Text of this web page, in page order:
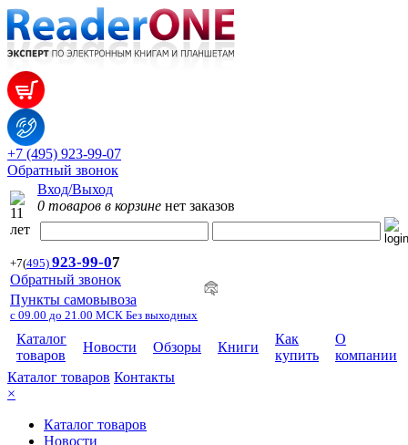
+7 (495) 923-99-07
Обратный звонок
Вход/Выход
0 товаров в корзине нет заказов
+7(495) 923-99-07
Обратный звонок
Пункты самовывоза
с 09.00 до 21.00 МСК Без выходных
Каталог
товаров
Новости Обзоры Книги
Как
купить
О
компании
Каталог товаров Контакты
×
Каталог товаров
Новости